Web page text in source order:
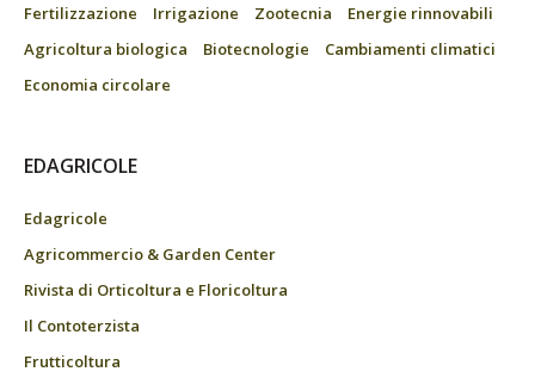
Fertilizzazione
Irrigazione Zootecnia
Energie rinnovabili
Agricoltura biologica
Biotecnologie
Cambiamenti climatici
Economia circolare
EDAGRICOLE
Edagricole
Agricommercio & Garden Center
Rivista di Orticoltura e Floricoltura
Il Contoterzista
Frutticoltura